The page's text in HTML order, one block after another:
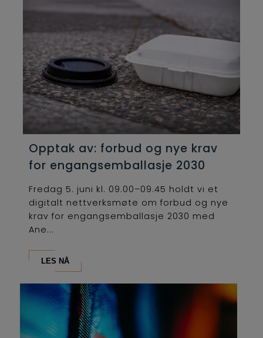
Opptak av: forbud og nye krav
for engangsemballasje 2030
Fredag 5. juni kl. 09.00–09.45 holdt vi et
digitalt nettverksmøte om forbud og nye
krav for engangsemballasje 2030 med
Ane...
LES NÅ